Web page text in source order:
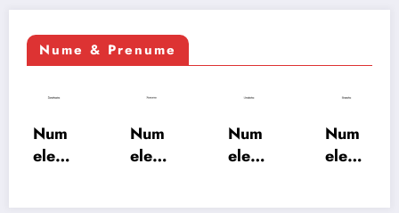
Nume & Prenume
Num
ele
Num
ele
Num
ele
Num
ele